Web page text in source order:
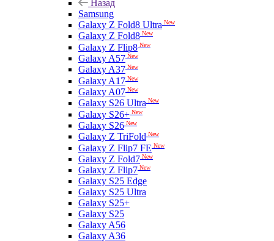
Назад
Samsung
Galaxy Z Fold8 Ultra New
Galaxy Z Fold8 New
Galaxy Z Flip8 New
Galaxy A57 New
Galaxy A37 New
Galaxy A17 New
Galaxy A07 New
Galaxy S26 Ultra New
Galaxy S26+ New
Galaxy S26 New
Galaxy Z TriFold New
Galaxy Z Flip7 FE New
Galaxy Z Fold7 New
Galaxy Z Flip7 New
Galaxy S25 Edge
Galaxy S25 Ultra
Galaxy S25+
Galaxy S25
Galaxy A56
Galaxy A36